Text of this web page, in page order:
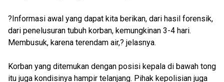
?Informasi awal yang dapat kita berikan, dari hasil forensik,
dari penelusuran tubuh korban, kemungkinan 3-4 hari.
Membusuk, karena terendam air,? jelasnya.
Korban yang ditemukan dengan posisi kepala di bawah tong
itu juga kondisinya hampir telanjang. Pihak kepolisian juga